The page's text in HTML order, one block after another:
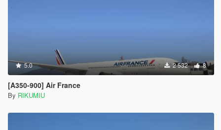
5.0 2 532 8
[A350-900] Air France
By RIKUMIU